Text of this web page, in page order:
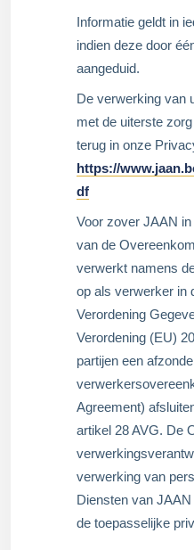
Informatie geldt in
indien deze door
aangeduid.
De verwerking van
met de uiterste
terug in onze
https://
df
Voor zover JAAN
van de
verwerkt namens
op als verwerker in
Verordening
Verordening (EU)
partijen een
Agreement)
artikel 28 AVG. De
verwerking van
Diensten van
de toepasselijke